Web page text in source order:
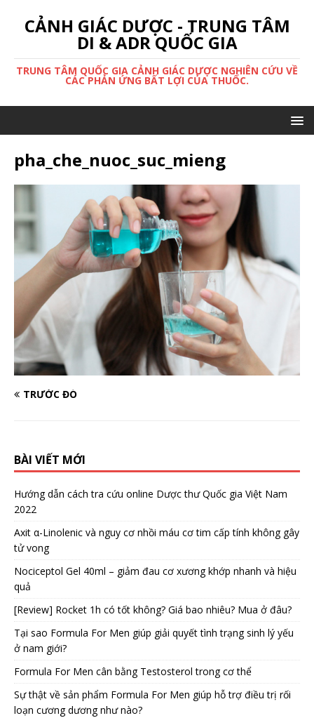
CẢNH GIÁC DƯỢC - TRUNG TÂM
DI & ADR QUỐC GIA
TRUNG TÂM QUỐC GIA CẢNH GIÁC DƯỢC NGHIÊN CỨU VỀ
CÁC PHẢN ỨNG BẤT LỢI CỦA THUỐC.
pha_che_nuoc_suc_mieng
TRƯỚC ĐÓ
BÀI VIẾT MỚI
Hướng dẫn cách tra cứu online Dược thư Quốc gia Việt Nam
2022
Axit α-Linolenic và nguy cơ nhồi máu cơ tim cấp tính không gây
tử vong
Nociceptol Gel 40ml – giảm đau cơ xương khớp nhanh và hiệu
quả
[Review] Rocket 1h có tốt không? Giá bao nhiêu? Mua ở đâu?
Tại sao Formula For Men giúp giải quyết tình trạng sinh lý yếu
ở nam giới?
Formula For Men cân bằng Testosterol trong cơ thể
Sự thật về sản phẩm Formula For Men giúp hỗ trợ điều trị rối
loạn cương dương như nào?